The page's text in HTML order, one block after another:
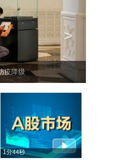
疫降级
>
1分44秒